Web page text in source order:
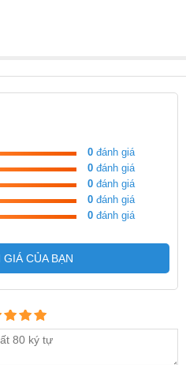
0 đánh giá
0 đánh giá
0 đánh giá
0 đánh giá
0 đánh giá
CỦA BẠN